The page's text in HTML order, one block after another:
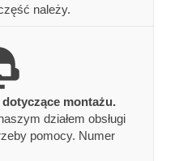
należy.
montażu.
działem obsługi
pomocy. Numer